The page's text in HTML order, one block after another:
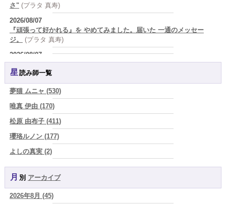
さ" (プラタ 真寿)
2026/08/07
『頑張って好かれる』を やめてみました。届いた 一通のメッセー
ジ。
(プラタ 真寿)
2026/08/07
2026年8月8日 甲寅――自分の軸を持ちながら、世界と対話する日 (あ
ぐり)
2026/08/07
新しいことに触れると、自分の中の回路がひらく｜好奇心を持ち続け
る楽しさ (美月マーシャ)
2026/08/07
2026年8月7日 癸丑 自分を消さずに、調和を育てる日
2026/08/07
時間は前に進んでいく。後悔は消せないけれど未来を変えていくこと
ができる (真巳華 - Mamika -)
2026/08/07
「いいお母さん」という仮面を外した日に、鏡の中に立っていたのは
誰でしたか」 (芽百マミム)
星読み師一覧
夢猫 ムニャ (530)
唯真 伊由 (170)
松原 由布子 (411)
瓔珞ルノン (177)
よしの真実 (2)
YOSHIKI (58)
よみ (39)
一之森 陽柑 (26)
月別 アーカイブ
2026年8月 (45)